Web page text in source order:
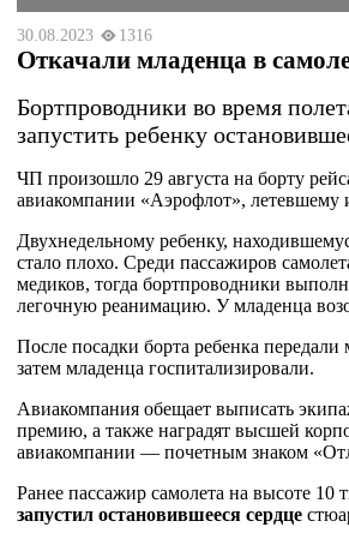
30.08.2023 1316
Откачали младенца в
Бортпроводники во время
запустить ребенку
ЧП произошло 29 августа на борту
авиакомпании «Аэрофлот»,
Двухнедельному ребенку,
стало плохо. Среди пассажиров
медиков, тогда бортпроводники
легочную реанимацию. У младенца
После посадки борта ребенка передали
затем младенца госпитализировали.
Авиакомпания обещает выписать
премию, а также наградят высшей
авиакомпании — почетным знаком
Ранее пассажир самолета на высоте 10
запустил остановившееся сердце